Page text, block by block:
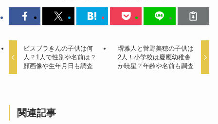
ビスブラきんの子供は何
人？1人で性別や名前は？
顔画像や生年月日も調査
堺雅人と菅野美穂の子供は
2人！小学校は慶應幼稚舎
か暁星？年齢や名前も調査
関連記事